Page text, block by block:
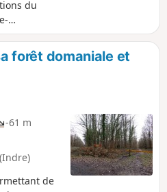
du
du
forêt domaniale et
-61 m
de